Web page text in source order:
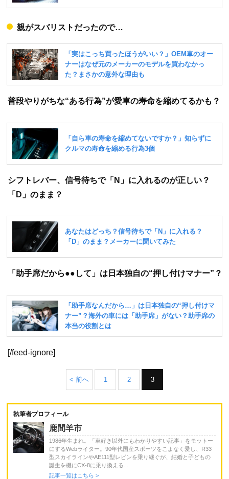
親がスバリストだったので…
普段やりがちな“ある行為”が愛車の寿命を縮めてるかも？
シフトレバー、信号待ちで「N」に入れるのが正しい？
「D」のまま？
「助手席だから●●して」は日本独自の“押し付けマナー”？
[/feed-ignore]
< 前へ 1 2 3
執筆者プロフィール
鹿間羊市
1986年生まれ。「車好き以外にもわかりやすい記事」をモットー
にするWebライター。90年代国産スポーツをこよなく愛し、R33
型スカイラインやAE111型レビンを乗り継ぐが、結婚と子どもの
誕生を機にCX-8に乗り換える...
記事一覧はこちら >